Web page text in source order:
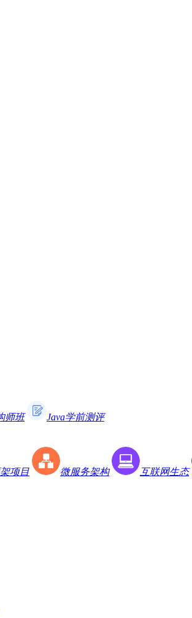
师班
Java学前测评
项目 微服务架构 互联网生态